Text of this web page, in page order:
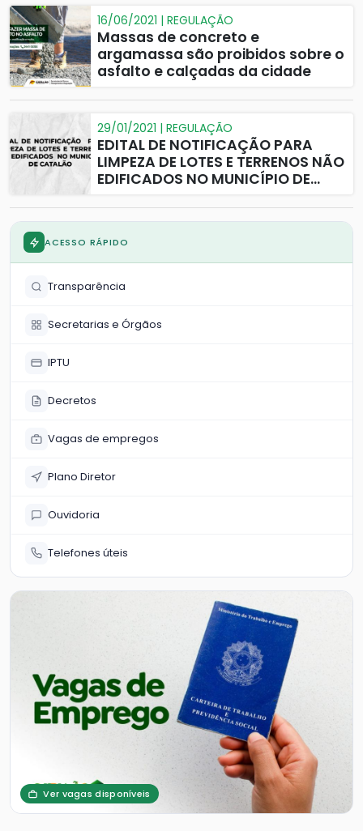
16/06/2021 | REGULAÇÃO
Massas de concreto e
argamassa são proibidos sobre o
asfalto e calçadas da cidade
29/01/2021 | REGULAÇÃO
EDITAL DE NOTIFICAÇÃO PARA
LIMPEZA DE LOTES E TERRENOS NÃO
EDIFICADOS NO MUNICÍPIO DE
ACESSO RÁPIDO
Transparência
Secretarias e Órgãos
IPTU
Decretos
Vagas de empregos
Plano Diretor
Ouvidoria
Telefones úteis
Ver vagas disponíveis